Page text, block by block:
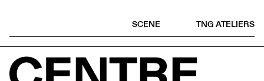
TNG ATELIERS
SCENE